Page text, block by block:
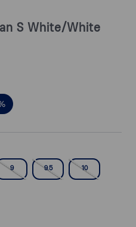
S White/White
9 9.5 10